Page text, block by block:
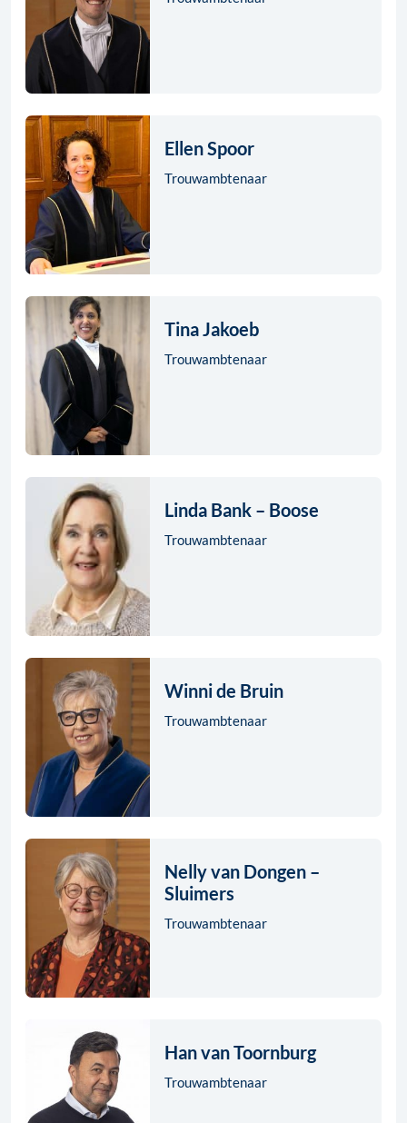
Ellen Spoor
Trouwambtenaar
Tina Jakoeb
Trouwambtenaar
Linda Bank – Boose
Trouwambtenaar
Winni de Bruin
Trouwambtenaar
Nelly van Dongen –
Sluimers
Trouwambtenaar
Han van Toornburg
Trouwambtenaar